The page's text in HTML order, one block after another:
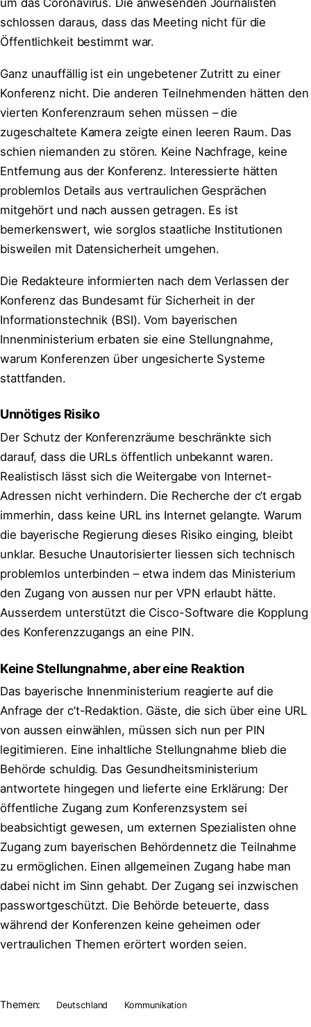
um das Coronavirus. Die anwesenden Journalisten
schlossen daraus, dass das Meeting nicht für die
Öffentlichkeit bestimmt war.
Ganz unauffällig ist ein ungebetener Zutritt zu einer
Konferenz nicht. Die anderen Teilnehmenden hätten den
vierten Konferenzraum sehen müssen – die
zugeschaltete Kamera zeigte einen leeren Raum. Das
schien niemanden zu stören. Keine Nachfrage, keine
Entfernung aus der Konferenz. Interessierte hätten
problemlos Details aus vertraulichen Gesprächen
mitgehört und nach aussen getragen. Es ist
bemerkenswert, wie sorglos staatliche Institutionen
bisweilen mit Datensicherheit umgehen.
Die Redakteure informierten nach dem Verlassen der
Konferenz das Bundesamt für Sicherheit in der
Informationstechnik (BSI). Vom bayerischen
Innenministerium erbaten sie eine Stellungnahme,
warum Konferenzen über ungesicherte Systeme
stattfanden.
Unnötiges Risiko
Der Schutz der Konferenzräume beschränkte sich
darauf, dass die URLs öffentlich unbekannt waren.
Realistisch lässt sich die Weitergabe von Internet-
Adressen nicht verhindern. Die Recherche der c’t ergab
immerhin, dass keine URL ins Internet gelangte. Warum
die bayerische Regierung dieses Risiko einging, bleibt
unklar. Besuche Unautorisierter liessen sich technisch
problemlos unterbinden – etwa indem das Ministerium
den Zugang von aussen nur per VPN erlaubt hätte.
Ausserdem unterstützt die Cisco-Software die Kopplung
des Konferenzzugangs an eine PIN.
Keine Stellungnahme, aber eine Reaktion
Das bayerische Innenministerium reagierte auf die
Anfrage der c’t-Redaktion. Gäste, die sich über eine URL
von aussen einwählen, müssen sich nun per PIN
legitimieren. Eine inhaltliche Stellungnahme blieb die
Behörde schuldig. Das Gesundheitsministerium
antwortete hingegen und lieferte eine Erklärung: Der
öffentliche Zugang zum Konferenzsystem sei
beabsichtigt gewesen, um externen Spezialisten ohne
Zugang zum bayerischen Behördennetz die Teilnahme
zu ermöglichen. Einen allgemeinen Zugang habe man
dabei nicht im Sinn gehabt. Der Zugang sei inzwischen
passwortgeschützt. Die Behörde beteuerte, dass
während der Konferenzen keine geheimen oder
vertraulichen Themen erörtert worden seien.
Themen: Deutschland Kommunikation